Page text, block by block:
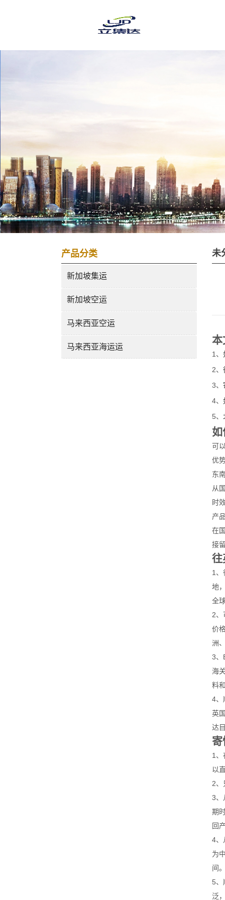
产品分类
新加坡集运
新加坡空运
马来西亚空运
马来西亚海运运
未
本
1、
2、
3、
4、
5、
可
优
东
从
时
产
在
接
往
1、
地
全
2、
价
洲
3、
海
料
4、
英
达
1、
以
2、
3、
期
回
4、
为
间
5、
泛